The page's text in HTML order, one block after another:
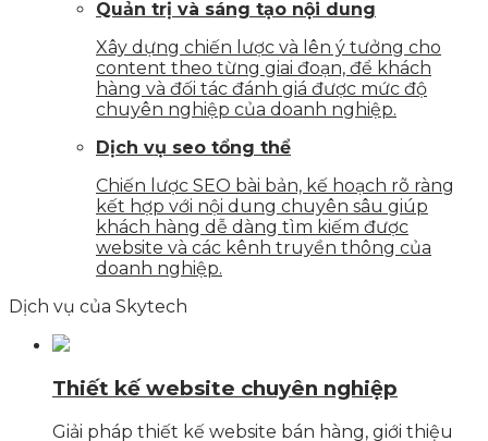
Quản trị và sáng tạo nội dung
Xây dựng chiến lược và lên ý tưởng cho
content theo từng giai đoạn, để khách
hàng và đối tác đánh giá được mức độ
chuyên nghiệp của doanh nghiệp.
Dịch vụ seo tổng thể
Chiến lược SEO bài bản, kế hoạch rõ ràng
kết hợp với nội dung chuyên sâu giúp
khách hàng dễ dàng tìm kiếm được
website và các kênh truyền thông của
doanh nghiệp.
Dịch vụ của Skytech
Thiết kế website chuyên nghiệp
Giải pháp thiết kế website bán hàng, giới thiệu